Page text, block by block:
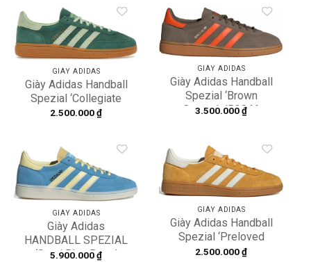
Add to
wishlist
GIÀY ADIDAS
Giày Adidas Handball
Spezial ‘Collegiate
Green Semi Green
2.500.000₫
wishlist
GIÀY ADIDAS
Giày Adidas Handball
Spezial ‘Brown
Orange’ JR3846
3.500.000₫
Add to
wishlist
GIÀY ADIDAS
Giày Adidas
HANDBALL SPEZIAL
‘Semi Blue Burst’
5.900.000₫
Add to
wishlist
GIÀY ADIDAS
Giày Adidas Handball
Spezial ‘Preloved
Yellow’ IF7088
2.500.000₫